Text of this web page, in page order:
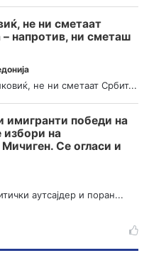
не ни сметаат
напротив, ни сметаш
не ни сметаат Србит...
имигранти победи на
избори на
Се огласи и
аутсајдер и поран...